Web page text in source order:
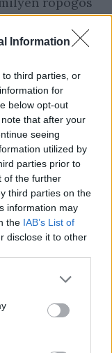
Information
third parties, or
for
below opt-out
that after your
seeing
utilized by
parties prior to
of the further
third parties on the
information may
the IAB’s List of
disclose it to other
or more Google
You may click to
party tags to
in below Google
a fogásnak
tárolható és
ebédnek